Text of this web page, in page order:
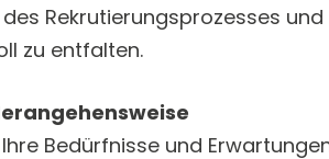
Rekrutierungsprozesses
zu entfalten.
Bedürfnisse und